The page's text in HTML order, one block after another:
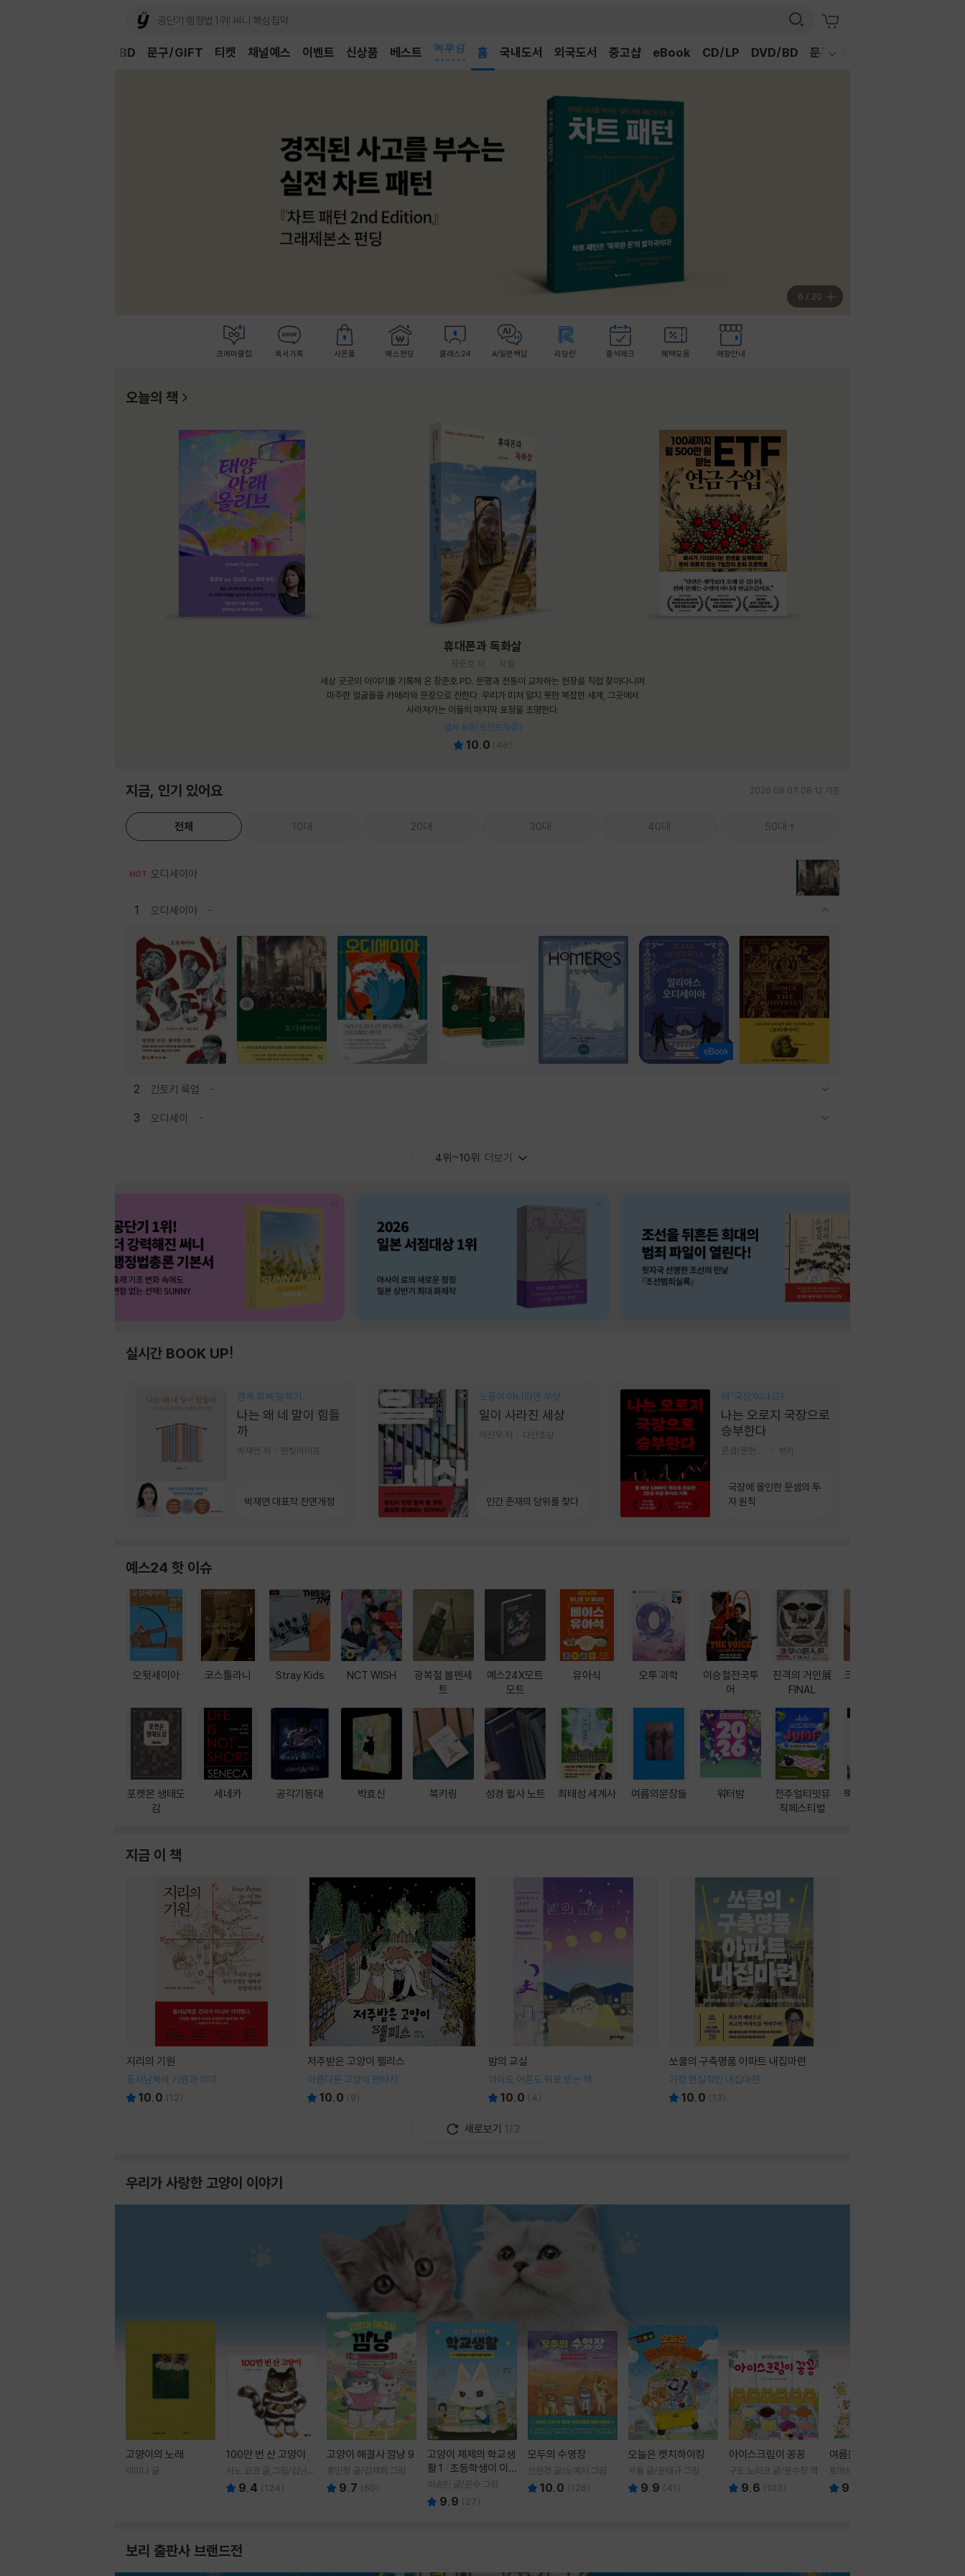
채널예스 이벤트 신상품 베스트
어린이
홈 국내도서 외국도서 중고샵 eBook CD/LP DVD/BD 문구/GIFT
DVD/BD 문구/GIFT 티켓
6 / 20
크레마클럽 독서기록 사은품 예스펀딩 클래스24 AI일문백답 리딩런 출석체크 혜택모음 매장안내
오늘의 책
휴대폰과 독화살
장준호 저
시월
세상 곳곳의 이야기를 기록해 온 장준호 PD. 문명과 전통이 교차하는 현장을 직접 찾아다니며
마주한 얼굴들을 카메라와 문장으로 전한다. 우리가 미처 알지 못한 복잡한 세계, 그곳에서
사라져가는 이들의 마지막 표정을 조명한다.
엽서 8종(포인트차감)
10.0 (46)
지금, 인기 있어요 2026.08.07 08:12 기준
전체 10대 20대 30대 40대 50대
HOT 오디세이아
1 오디세이아
2 긴토키 룩업
3 오디세이
4위~10위 더보기
실시간 BOOK UP!
관계 회복 말하기
나는 왜 네 말이 힘들
까
박재연 저 한빛라이프
박재연 대표작 전면개정
노동이 아니라면 무엇
일이 사라진 세상
이진우 저 다산초당
인간 존재의 당위를 찾다
왜 ‘국장‘이냐고?
나는 오로지 국장으로
승부한다
부키
국장에 올인한 문샘의 투
자 원칙
예스24 핫 이슈
오뒷세이아
포켓몬 생태도
감
코스톨라니
세네카
Stray Kids
공각기동대
NCT WISH
박효신
광복절 볼펜세
트
북키링
예스24X모트
모트
성경 필사 노트
유아식
최태성 세계사
오투 과학
여름의문장들
이승철전국투
어
워터밤
진격의 거인展
FINAL
전주얼티밋뮤
직페스티벌
크레마 이북 리
뚝딱! AI 3대장
지금 이 책
지리의 기원
동서남북의 기원과 의미
10.0 (12)
저주받은 고양이 펠리스
아름다운 고양이 판타지
10.0 (9)
밤의 교실
아이도 어른도 위로 받는 책
10.0 (4)
쏘쿨의 구축명품 아파트 내집마련
가장 현실적인 내집마련
10.0 (13)
새로보기 1/3
우리가 사랑한 고양이 이야기
고양이의 노래
이미나 글
100만 번 산 고양이
사노 요코 글,그림/김난주
역 9.4 (124)
고양이 해결사 깜냥 9
홍민정 글/김재희 그림
9.7 (60)
고양이 제제의 학교생
활 1 : 초등학생이 이
렇게 힘들 줄이야
이승민 글/온수 그림
9.9 ( 27)
모두의 수영장
신현경 글/노예지 그림
10.0 (126)
오늘은 캣치하이킹
서율 글/윤태규 그림
9.9 (41 )
아이스크림이 꽁꽁
구도 노리코 글/윤수정 역
9.6 (103)
여름을 부탁해
토마쓰리 글그림
9.8
보리 출판사 브랜드전